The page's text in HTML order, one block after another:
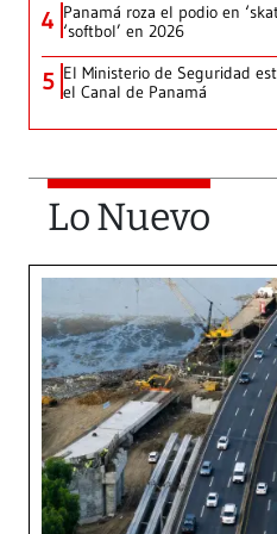
4 Panamá roza el podio en
‘softbol’ en 2026
5 El Ministerio de Seguridad
el Canal de Panamá
Lo Nuevo